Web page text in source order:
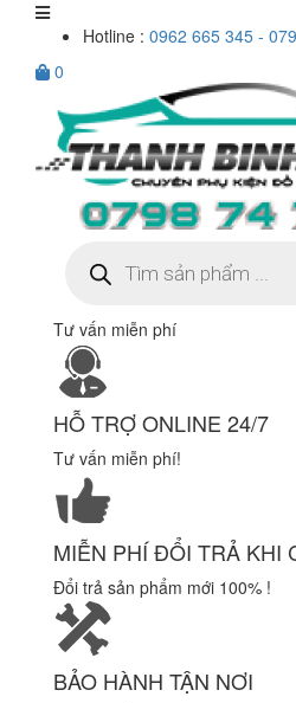
Hotline : 0962 665 345 -
0
kiếm
sản
Tư vấn miễn phí
HỖ TRỢ ONLINE 24/7
Tư vấn miễn phí!
MIỄN PHÍ ĐỔI TRẢ KHI
Đổi trả sản phẩm mới 100% !
BẢO HÀNH TẬN NƠI